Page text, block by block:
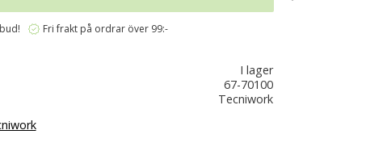
verified Fri frakt på ordrar över 99:-
I lager
67-70100
Tecniwork